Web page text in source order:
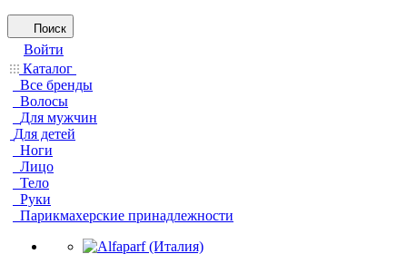
Поиск
Войти
Каталог
Все бренды
Волосы
Для мужчин
Для детей
Ноги
Лицо
Тело
Руки
Парикмахерские принадлежности